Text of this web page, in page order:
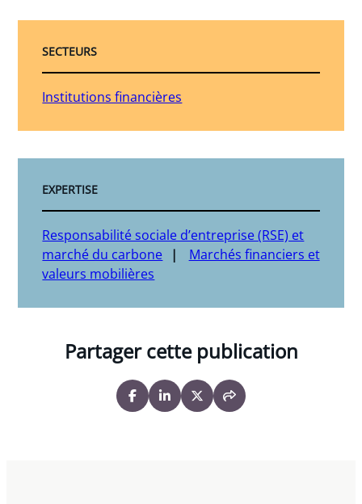
SECTEURS
Institutions financières
EXPERTISE
Responsabilité sociale d’entreprise (RSE) et
marché du carbone
Marchés financiers et
valeurs mobilières
Partager cette publication